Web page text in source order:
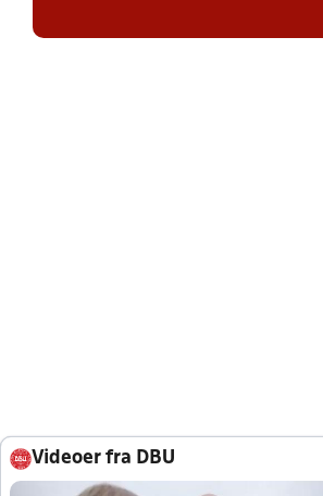
Videoer fra DBU